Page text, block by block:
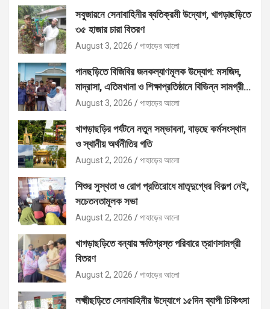
সবুজায়নে সেনাবাহিনীর ব্যতিক্রমী উদ্যোগ, খাগড়াছড়িতে
৩৫ হাজার চারা বিতরণ
August 3, 2026 পাহাড়ের আলো
পানছড়িতে বিজিবির জনকল্যাণমূলক উদ্যোগ: মসজিদ,
মাদ্রাসা, এতিমখানা ও শিক্ষাপ্রতিষ্ঠানে বিভিন্ন সামগ্রী
বিতরণ
August 3, 2026 পাহাড়ের আলো
খাগড়াছড়ির পর্যটনে নতুন সম্ভাবনা, বাড়ছে কর্মসংস্থান
ও স্থানীয় অর্থনীতির গতি
August 2, 2026 পাহাড়ের আলো
শিশুর সুস্থতা ও রোগ প্রতিরোধে মাতৃদুগ্ধের বিকল্প নেই,
সচেতনতামূলক সভা
August 2, 2026 পাহাড়ের আলো
খাগড়াছড়িতে বন্যায় ক্ষতিগ্রস্ত পরিবারে ত্রাণসামগ্রী
বিতরণ
August 2, 2026 পাহাড়ের আলো
লক্ষ্মীছড়িতে সেনাবাহিনীর উদ্যোগে ১৫দিন ব্যাপী চিকিৎসা